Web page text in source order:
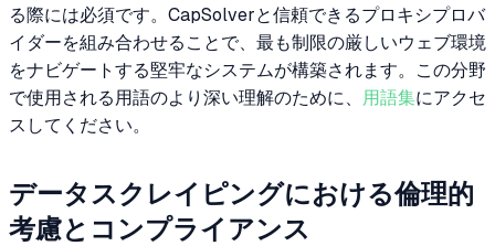
る際には必須です。CapSolverと信頼できるプロキシプロバ
イダーを組み合わせることで、最も制限の厳しいウェブ環境
をナビゲートする堅牢なシステムが構築されます。この分野
で使用される用語のより深い理解のために、 用語集にアクセ
スしてください。
データスクレイピングにおける倫理的
考慮とコンプライアンス